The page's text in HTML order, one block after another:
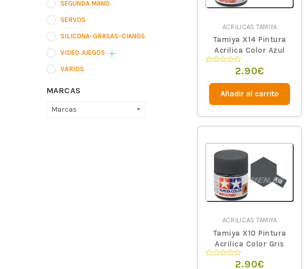
SEGUNDA MANO
SERVOS
SILICONA-GRASAS-CIANOS
VIDEO JUEGOS
VARIOS
MARCAS
Marcas
ACRILICAS TAMIYA
Tamiya X14 Pintura
Acrilica Color Azul
Cielo
de
2.90€
Añadir al carrito
ACRILICAS TAMIYA
Tamiya X10 Pintura
Acrilica Color Gris
Acero
2.90€